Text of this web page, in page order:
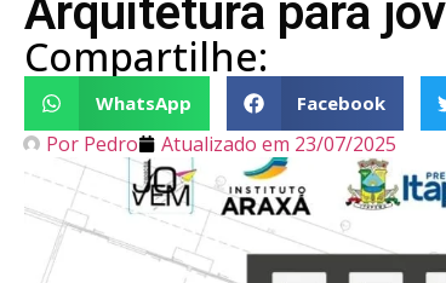
Arquitetura para
Compartilhe:
WhatsApp Facebook
Por Pedro Atualizado em 23/07/2025